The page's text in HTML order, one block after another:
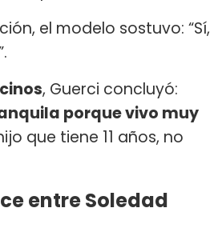
el modelo sostuvo: “Sí,
, Guerci concluyó:
porque vivo muy
que tiene 11 años, no
entre Soledad